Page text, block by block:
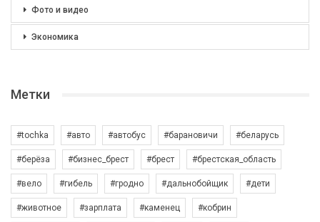
Фото и видео
Экономика
Метки
#tochka #авто #автобус #барановичи #беларусь
#берёза #бизнес_брест #брест #брестская_область
#вело #гибель #гродно #дальнобойщик #дети
#животное #зарплата #каменец #кобрин